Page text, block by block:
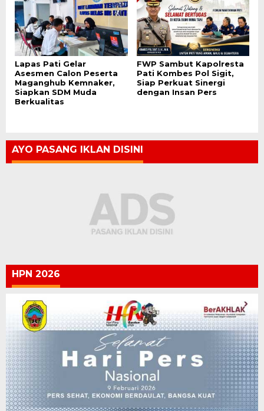
Lapas Pati Gelar
Asesmen Calon Peserta
Maganghub Kemnaker,
Siapkan SDM Muda
Berkualitas
FWP Sambut Kapolresta
Pati Kombes Pol Sigit,
Siap Perkuat Sinergi
dengan Insan Pers
AYO PASANG IKLAN DISINI
HPN 2026